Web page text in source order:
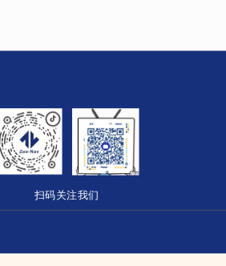
扫码关注我们